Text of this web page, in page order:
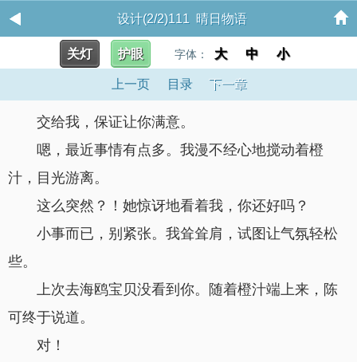
设计(2/2)111 晴日物语
关灯 护眼 字体： 大 中 小
上一页 目录 下一章
交给我，保证让你满意。
嗯，最近事情有点多。我漫不经心地搅动着橙
汁，目光游离。
这么突然？！她惊讶地看着我，你还好吗？
小事而已，别紧张。我耸耸肩，试图让气氛轻松
些。
上次去海鸥宝贝没看到你。随着橙汁端上来，陈
可终于说道。
对！